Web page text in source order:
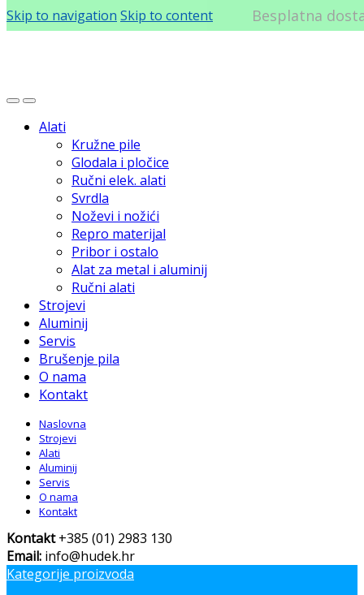
Skip to navigation Skip to content
Alati
Kružne pile
Glodala i pločice
Ručni elek. alati
Svrdla
Noževi i nožići
Repro materijal
Pribor i ostalo
Alat za metal i aluminij
Ručni alati
Strojevi
Aluminij
Servis
Brušenje pila
O nama
Kontakt
Naslovna
Strojevi
Alati
Aluminij
Servis
O nama
Kontakt
Kontakt+385 (01) 2983 130
Email: info@hudek.hr
Kategorije proizvoda